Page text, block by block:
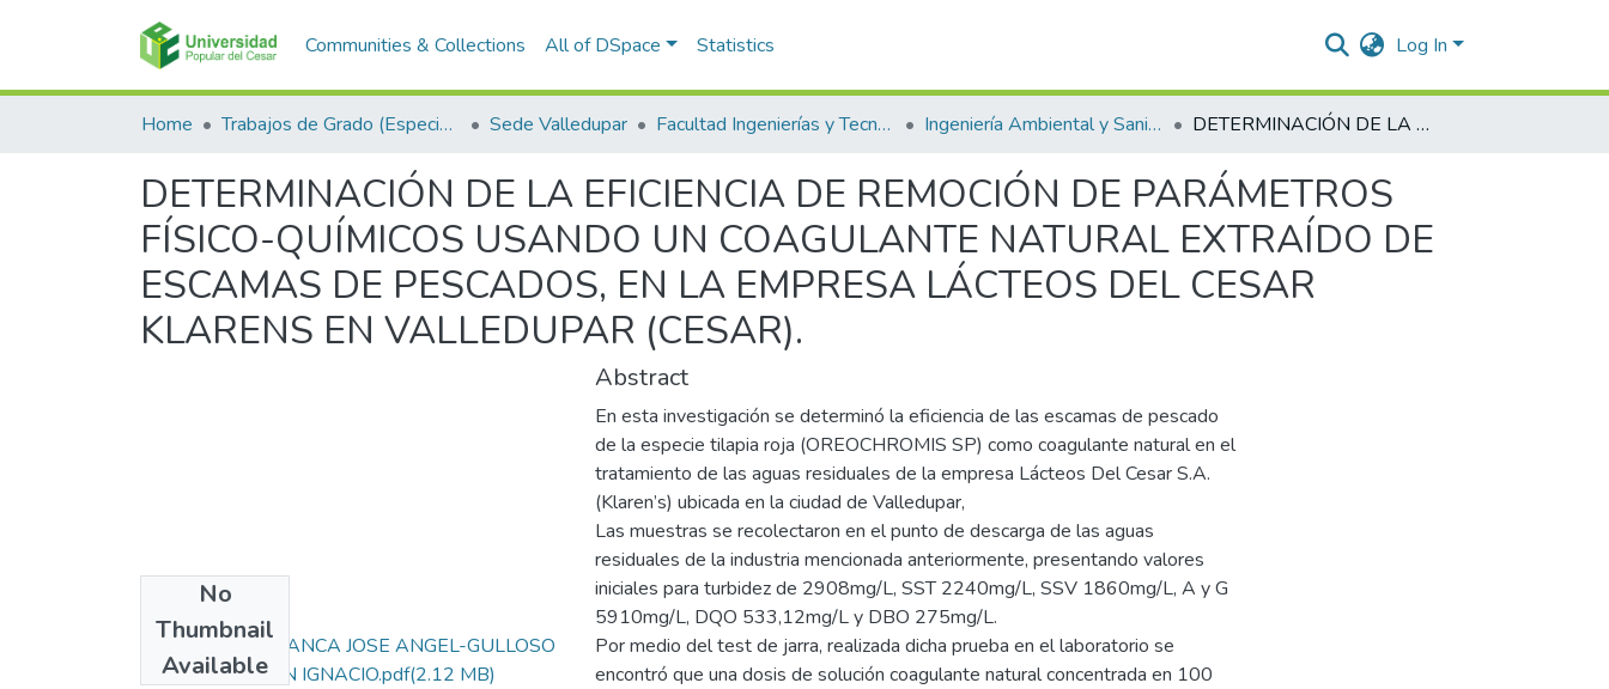
Communities & Collections All of DSpace Statistics Log In
Home Trabajos de Grado (Especializaciones y Pregrados) Sede Valledupar Facultad Ingenierías y Tecnologías Ingeniería Ambiental y Sanitaria. DETERMINACIÓN DE LA EFICIENCIA DE REMOCIÓN DE PARÁMETROS FÍSICO-QUÍMICOS USANDO UN COAGULANTE NATURAL EXTRAÍDO DE ESCAMAS DE PESCADOS, EN LA EMPRESA LÁCTEOS DEL CESAR KLARENS EN VALLEDUPAR (CESAR).
DETERMINACIÓN DE LA EFICIENCIA DE REMOCIÓN DE PARÁMETROS
FÍSICO-QUÍMICOS USANDO UN COAGULANTE NATURAL EXTRAÍDO DE
ESCAMAS DE PESCADOS, EN LA EMPRESA LÁCTEOS DEL CESAR
KLARENS EN VALLEDUPAR (CESAR).
No
Thumbnail
Available
CUELLO SALAMANCA JOSE ANGEL-GULLOSO
RANGEL MARTIN IGNACIO.pdf(2.12 MB)
Abstract
En esta investigación se determinó la eficiencia de las escamas de pescado
de la especie tilapia roja (OREOCHROMIS SP) como coagulante natural en el
tratamiento de las aguas residuales de la empresa Lácteos Del Cesar S.A.
(Klaren’s) ubicada en la ciudad de Valledupar,
Las muestras se recolectaron en el punto de descarga de las aguas
residuales de la industria mencionada anteriormente, presentando valores
iniciales para turbidez de 2908mg/L, SST 2240mg/L, SSV 1860mg/L, A y G
5910mg/L, DQO 533,12mg/L y DBO 275mg/L.
Por medio del test de jarra, realizada dicha prueba en el laboratorio se
encontró que una dosis de solución coagulante natural concentrada en 100